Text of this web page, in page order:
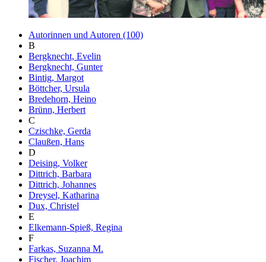
Autorinnen und Autoren (100)
B
Bergknecht, Evelin
Bergknecht, Gunter
Bintig, Margot
Böttcher, Ursula
Bredehorn, Heino
Brünn, Herbert
C
Czischke, Gerda
Claußen, Hans
D
Deising, Volker
Dittrich, Barbara
Dittrich, Johannes
Dreysel, Katharina
Dux, Christel
E
Elkemann-Spieß, Regina
F
Farkas, Suzanna M.
Fischer, Joachim